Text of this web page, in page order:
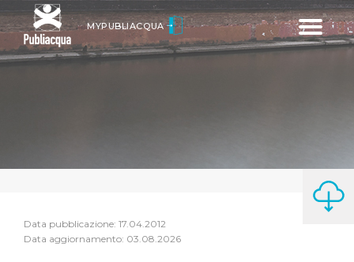
Toggle
MYPUBLIACQUA
Data pubblicazione: 17.04.2012
Data aggiornamento: 03.08.2026